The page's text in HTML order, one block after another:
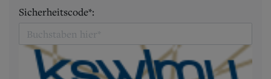
Sicherheitscode*: